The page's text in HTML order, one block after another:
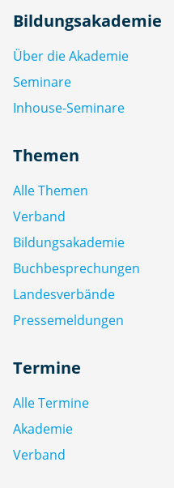
Bildungsakademie
Über die Akademie
Seminare
Inhouse-Seminare
Themen
Alle Themen
Verband
Bildungsakademie
Buchbesprechungen
Landesverbände
Pressemeldungen
Termine
Alle Termine
Akademie
Verband